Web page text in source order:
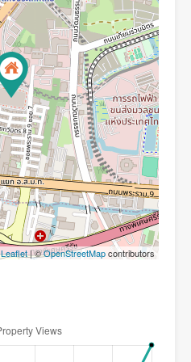
Leaflet| ©OpenStreetMapcontributors